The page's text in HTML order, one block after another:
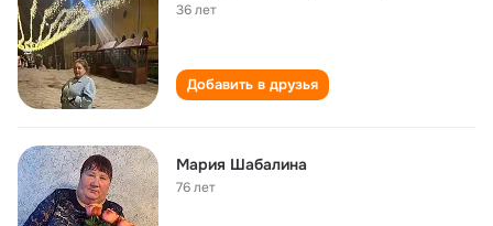
36 лет
Добавить в друзья
Мария Шабалина
76 лет